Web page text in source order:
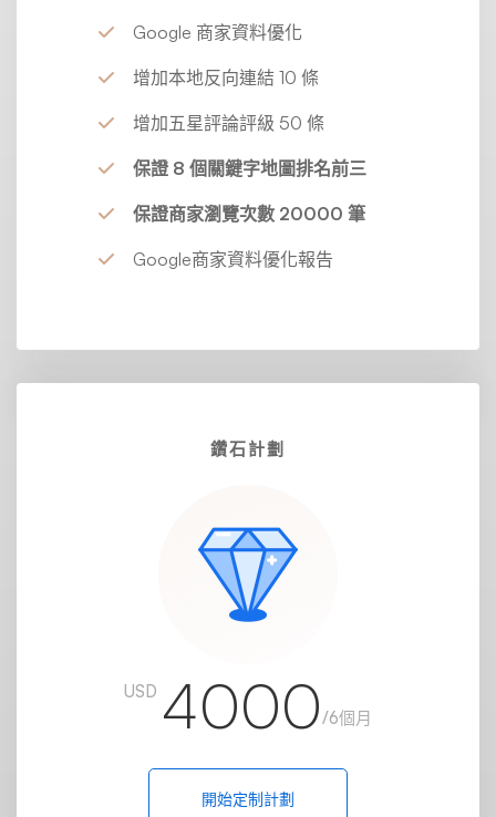
Google 商家資料優化
增加本地反向連結 10 條
增加五星評論評級 50 條
保證 8 個關鍵字地圖排名前三
保證商家瀏覽次數 20000 筆
Google商家資料優化報告
鑽石計劃
USD 4000/6個月
開始定制計劃